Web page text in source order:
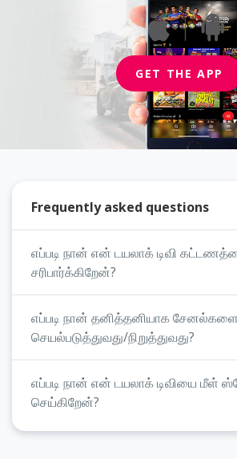
GET THE APP
Frequently asked questions
எப்படி நான் என் டயலாக் டிவி
சரிபார்க்கிறேன்?
எப்படி நான் தனித்தனியாக சேனல்களை
செயல்படுத்துவது/நிறுத்துவது?
எப்படி நான் என் டயலாக் டிவியை மீள்
செய்கிறேன்?